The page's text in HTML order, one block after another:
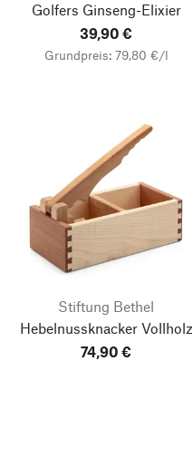
Golfers Ginseng-Elixier
39,90 €
Grundpreis: 79,80 €/l
Stiftung Bethel
Hebelnussknacker Vollholz
74,90 €